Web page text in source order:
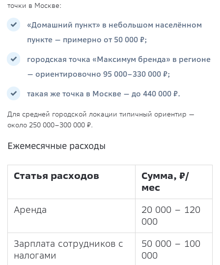
точки в Москве:
«Домашний пункт» в небольшом населённом
пункте — примерно от 50 000 ₽;
городская точка «Максимум бренда» в регионе
— ориентировочно 95 000–330 000 ₽;
такая же точка в Москве — до 440 000 ₽.
Для средней городской локации типичный ориентир —
около 250 000–300 000 ₽.
Ежемесячные расходы
Статья расходов
Сумма, ₽/
мес
Аренда
20 000 – 120
000
Зарплата сотрудников с
налогами
50 000 – 100
000